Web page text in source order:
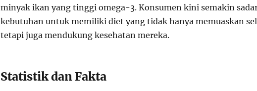
minyak ikan yang tinggi omega-3. Konsumen kini semakin
kebutuhan untuk memiliki diet yang tidak hanya memuaskan
tetapi juga mendukung kesehatan mereka.
Statistik dan Fakta